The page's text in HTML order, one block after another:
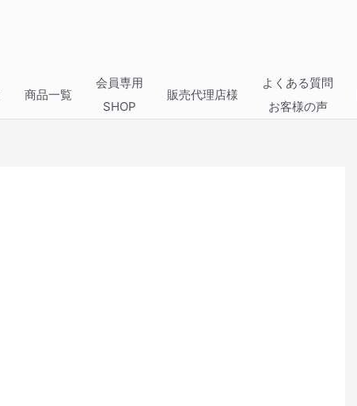
商品一覧
会員専用
SHOP
販売代理店様
よくある質問
お客様の声